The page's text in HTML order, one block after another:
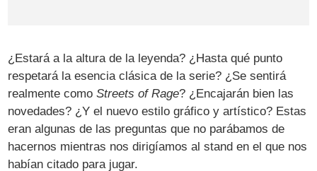
¿Estará a la altura de la leyenda? ¿Hasta qué punto
respetará la esencia clásica de la serie? ¿Se sentirá
realmente comoStreets of Rage? ¿Encajarán bien las
novedades? ¿Y el nuevo estilo gráfico y artístico? Estas
eran algunas de las preguntas que no parábamos de
hacernos mientras nos dirigíamos al stand en el que nos
habían citado para jugar.